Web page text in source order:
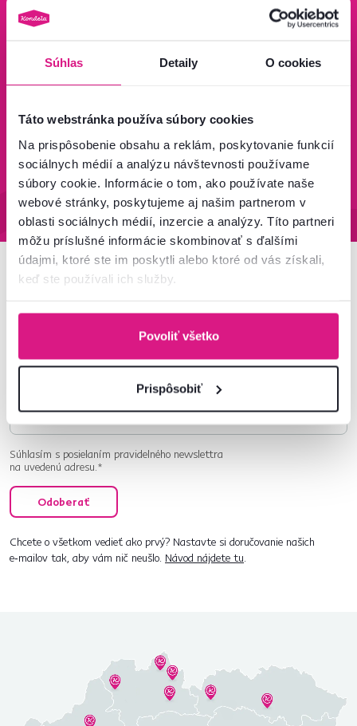
Súhlas Detaily O cookies
Táto webstránka používa súbory cookies
Na prispôsobenie obsahu a reklám, poskytovanie funkcií
sociálnych médií a analýzu návštevnosti používame
súbory cookie. Informácie o tom, ako používate naše
webové stránky, poskytujeme aj našim partnerom v
oblasti sociálnych médií, inzercie a analýzy. Títo partneri
môžu príslušné informácie skombinovať s ďalšími
údajmi, ktoré ste im poskytli alebo ktoré od vás získali,
keď ste používali ich služby.
Povoliť všetko
Prispôsobiť
Bezpečný nákup
Doprava od 199 €
95 % tovaru na sklade
Zistiť viac
Vrátenie tovaru do 60 dní
Zistiť viac
Newsletter
ponuky pre vaše bývanie.
Súhlasím s posielaním pravidelného newslettra
na uvedenú adresu.*
Odoberať
Chcete o všetkom vedieť ako prvý? Nastavte si doručovanie našich
e‑mailov tak, aby vám nič neušlo. Návod nájdete tu.